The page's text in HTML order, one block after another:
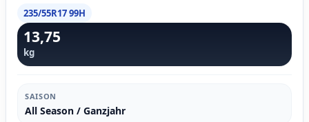
235/55R17 99H
13,75
kg
SAISON
All Season / Ganzjahr